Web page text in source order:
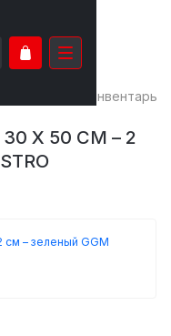
Посуда и инвентарь
X 50 СМ – 2